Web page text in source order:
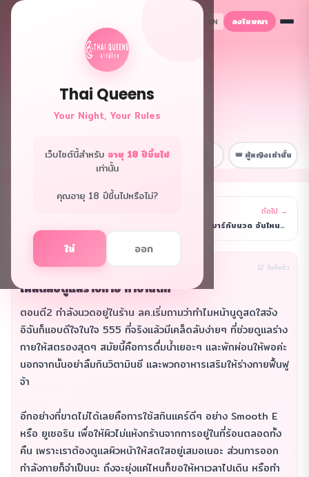
Thai Queens
Your Night, Your Rules
เว็บไซต์นี้สำหรับ อายุ 18 ปีขึ้นไป
เท่านั้น
คุณอายุ 18 ปีขึ้นไปหรือไม่?
ใช่ ออก
EN ลงโฆษณา
👑 ฟอรั่มควีนส์
📋 หน้าหลัก 💼 เรื่องงาน 👑 ผู้หญิงเท่านั้น
ถัดไป →
บาร์กับนวด อันไหนดีกว่า?
เรื่องงาน นิรนาม(ผู้เขียน) 12 วันที่แล้ว
เคล็ดลับดูแลร่างกาย ทำงานดึก
ตอนตี2 กำลังนวดอยู่ในร้าน ลค.เริ่มถามว่าทำไมหน้านูดูสดใสจัง
อิฉันก็แอบดีใจในใจ 555 ที่จริงแล้วมีเคล็ดลับง่ายๆ ที่ช่วยดูแลร่าง
กายให้สตรองสุดๆ สมัยนี้คือการดื่มน้ำเยอะๆ และพักผ่อนให้พอค่ะ
นอกจากนั้นอย่าลืมกินวิตามินซี และพวกอาหารเสริมให้ร่างกายฟื้นฟู
จ้า
อีกอย่างที่ขาดไม่ได้เลยคือการใช้สกินแคร์ดีๆ อย่าง Smooth E
หรือ ยูเซอริน เพื่อให้ผิวไม่แห้งกร้านจากการอยู่ในที่ร้อนตลอดทั้ง
คืน เพราะเราต้องดูแลผิวหน้าให้สดใสอยู่เสมอเนอะ ส่วนการออก
กำลังกายก็จำเป็นนะ ถึงจะยุ่งแค่ไหนก็ขอให้หาเวลาไปเดิน หรือทำ